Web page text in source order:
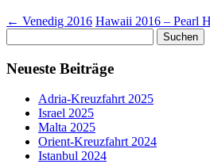
← Venedig 2016 Hawaii 2016 – Pearl
nach:
Neueste Beiträge
Adria-Kreuzfahrt 2025
Israel 2025
Malta 2025
Orient-Kreuzfahrt 2024
Istanbul 2024